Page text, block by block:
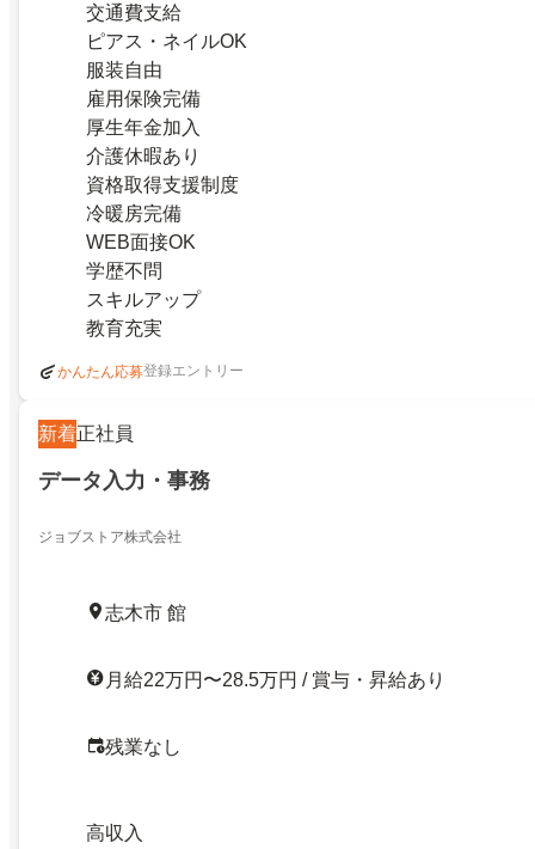
交通費支給
ピアス・ネイルOK
服装自由
雇用保険完備
厚生年金加入
介護休暇あり
資格取得支援制度
冷暖房完備
WEB面接OK
学歴不問
スキルアップ
教育充実
かんたん応募登録エントリー
新着正社員
データ入力・事務
ジョブストア株式会社
志木市 館
月給22万円〜28.5万円 / 賞与・昇給あり
残業なし
高収入